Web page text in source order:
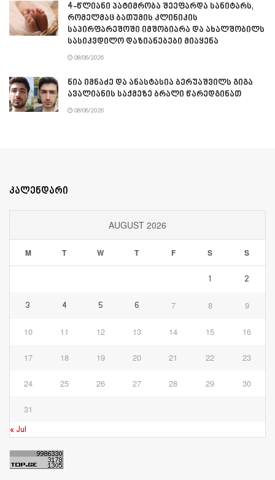
4-წლიანი პატიმრობა შეეფარდა სანიტარს,
რომელმაც ბათუმის კლინიკის
საპირფარეშოში იმშობიარა და ახალშობილს
სასიკვდილო დაზიანებები მიაყენა
08/06/2026
ნია იმნაძე და ანასტასია ბერუაშვილს გიგა
ავალიანის საქმეზე ბრალი წარედგინათ
08/06/2026
კალენდარი
AUGUST 2026
M T W T F S S
1 2
3 4 5 6 7 8 9
10 11 12 13 14 15 16
17 18 19 20 21 22 23
24 25 26 27 28 29 30
31
« Jul